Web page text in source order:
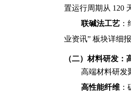
置运行周期从 120
联碱法工艺
业资讯” 板块详细
（二）材料研发
高端材料研发
高性能纤维